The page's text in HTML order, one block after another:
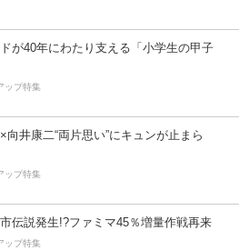
が40年にわたり支える「小学生の甲子
ップ特集
向井康二“両片思い”にキュンが止まら
ップ特集
伝説発生!?ファミマ45％増量作戦再来
ップ特集